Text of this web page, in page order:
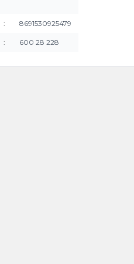
: 8691530925479
: 600 28 228